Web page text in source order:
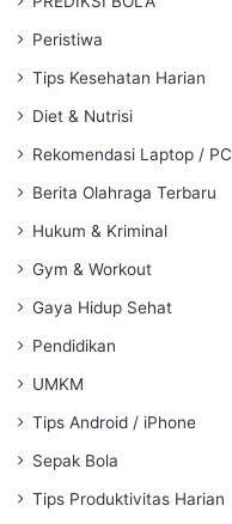
Peristiwa
Tips Kesehatan Harian
Diet & Nutrisi
Rekomendasi Laptop / PC
Berita Olahraga Terbaru
Hukum & Kriminal
Gym & Workout
Gaya Hidup Sehat
Pendidikan
UMKM
Tips Android / iPhone
Sepak Bola
Tips Produktivitas Harian